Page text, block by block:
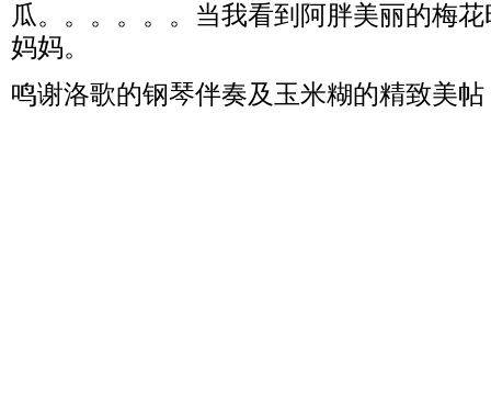
瓜。。。。。。当我看到阿胖美丽的梅
妈妈。
鸣谢洛歌的钢琴伴奏及玉米糊的精致美帖